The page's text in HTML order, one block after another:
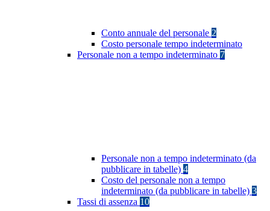
Conto annuale del personale 2
Costo personale tempo indeterminato
Personale non a tempo indeterminato 7
Personale non a tempo indeterminato (da
pubblicare in tabelle) 4
Costo del personale non a tempo
indeterminato (da pubblicare in tabelle) 3
Tassi di assenza 10